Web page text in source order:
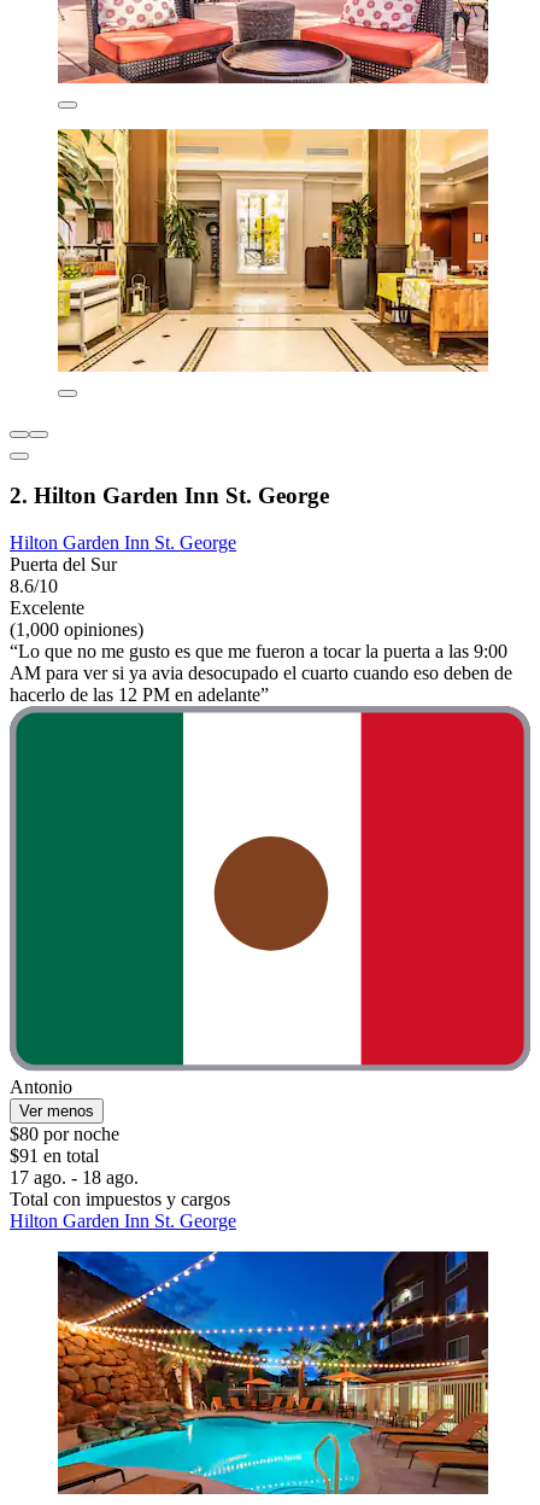
2. Hilton Garden Inn St. George
Hilton Garden Inn St. George
Puerta del Sur
8.6/10
Excelente
(1,000 opiniones)
“Lo que no me gusto es que me fueron a tocar la puerta a las 9:00
AM para ver si ya avia desocupado el cuarto cuando eso deben de
hacerlo de las 12 PM en adelante”
Antonio
Ver menos
$80 por noche
$91 en total
17 ago. - 18 ago.
Total con impuestos y cargos
Hilton Garden Inn St. George